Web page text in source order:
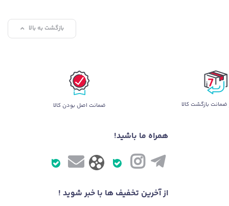
بازگشت به بالا
بازگشت کالا ضمانت اصل بودن کالا
همراه ما باشید!
از آخرین تخفیف ها با خبر شوید !